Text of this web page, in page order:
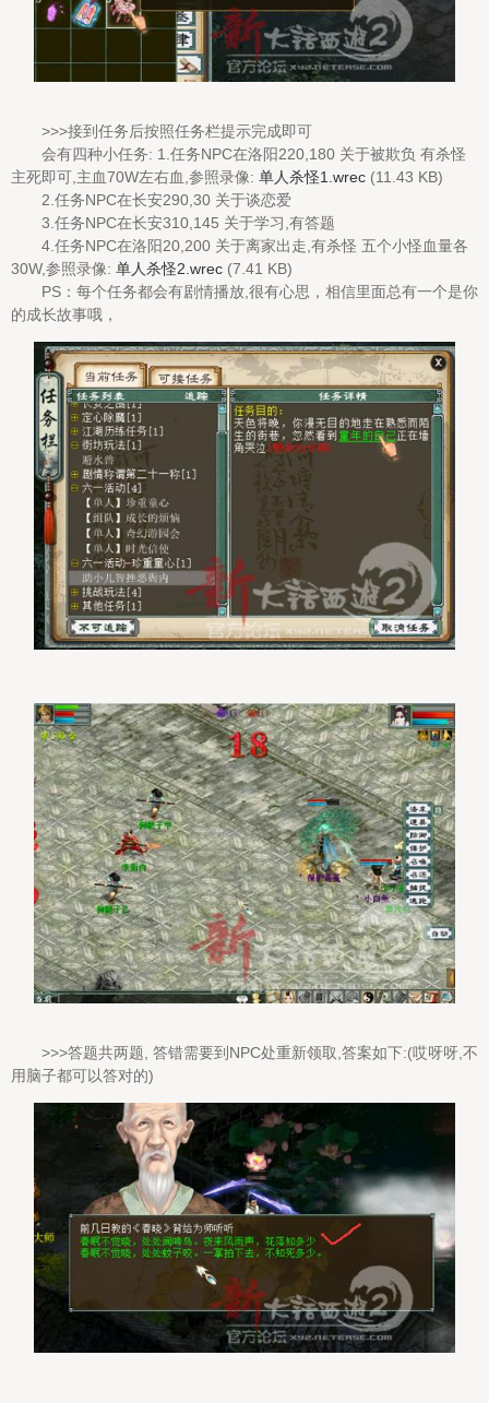
>>>接到任务后按照任务栏提示完成即可
会有四种小任务: 1.任务NPC在洛阳220,180 关于被欺负 有杀怪
主死即可,主血70W左右血,参照录像: 单人杀怪1.wrec (11.43 KB)
2.任务NPC在长安290,30 关于谈恋爱
3.任务NPC在长安310,145 关于学习,有答题
4.任务NPC在洛阳20,200 关于离家出走,有杀怪 五个小怪血量各
30W,参照录像: 单人杀怪2.wrec (7.41 KB)
PS：每个任务都会有剧情播放,很有心思，相信里面总有一个是你
的成长故事哦，
>>>答题共两题, 答错需要到NPC处重新领取,答案如下:(哎呀呀,不
用脑子都可以答对的)